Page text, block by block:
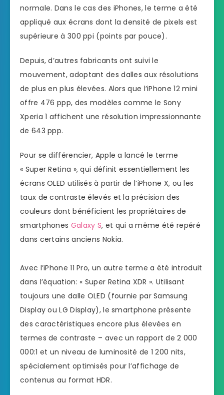
normale. Dans le cas des iPhones, le terme a été
appliqué aux écrans dont la densité de pixels est
supérieure à 300 ppi (points par pouce).
Depuis, d’autres fabricants ont suivi le
mouvement, adoptant des dalles aux résolutions
de plus en plus élevées. Alors que l’iPhone 12 mini
offre 476 ppp, des modèles comme le Sony
Xperia 1 affichent une résolution impressionnante
de 643 ppp.
Pour se différencier, Apple a lancé le terme
« Super Retina », qui définit essentiellement les
écrans OLED utilisés à partir de l’iPhone X, ou les
taux de contraste élevés et la précision des
couleurs dont bénéficient les propriétaires de
smartphones Galaxy S, et qui a même été repéré
dans certains anciens Nokia.
Avec l’iPhone 11 Pro, un autre terme a été introduit
dans l’équation: « Super Retina XDR ». Utilisant
toujours une dalle OLED (fournie par Samsung
Display ou LG Display), le smartphone présente
des caractéristiques encore plus élevées en
termes de contraste – avec un rapport de 2 000
000:1 et un niveau de luminosité de 1 200 nits,
spécialement optimisés pour l’affichage de
contenus au format HDR.